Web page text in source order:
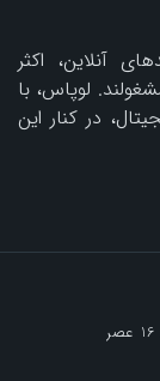
آنلاین، اکثر
لوپاس، با
در کنار این